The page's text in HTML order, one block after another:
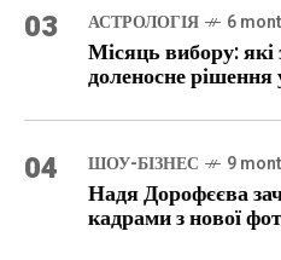
03 АСТРОЛОГІЯ 6
Місяць вибору: які
доленосне
04 ШОУ-БІЗНЕС 9
Надя Дорофєєва
кадрами з нової